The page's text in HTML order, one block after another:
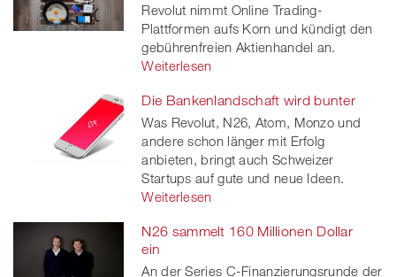
Revolut nimmt Online Trading-
Plattformen aufs Korn und kündigt den
gebührenfreien Aktienhandel an.
Weiterlesen
Die Bankenlandschaft wird bunter
Was Revolut, N26, Atom, Monzo und
andere schon länger mit Erfolg
anbieten, bringt auch Schweizer
Startups auf gute und neue Ideen.
Weiterlesen
N26 sammelt 160 Millionen Dollar
ein
An der Series C-Finanzierungsrunde der